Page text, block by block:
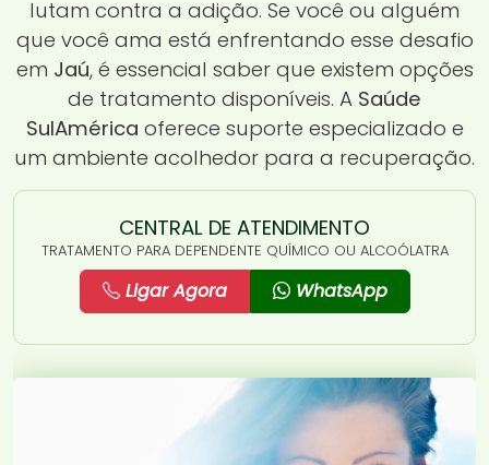
lutam contra a adição. Se você ou alguém
que você ama está enfrentando esse desafio
em Jaú, é essencial saber que existem opções
de tratamento disponíveis. A Saúde
SulAmérica oferece suporte especializado e
um ambiente acolhedor para a recuperação.
CENTRAL DE ATENDIMENTO
TRATAMENTO PARA DEPENDENTE QUÍMICO OU ALCOÓLATRA
Ligar Agora WhatsApp